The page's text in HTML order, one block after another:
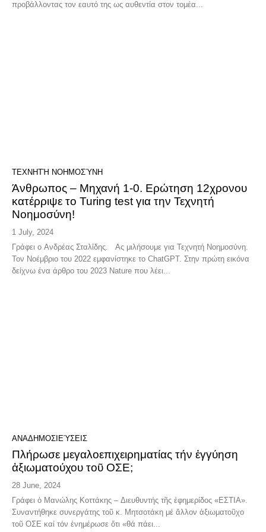
προβάλλοντας τον εαυτό της ως αυθεντία στον τομέα...
ΤΕΧΝΗΤΉ ΝΟΗΜΟΣΎΝΗ
Άνθρωπος – Μηχανή 1-0. Ερώτηση 12χρονου
κατέρριψε το Turing test για την Τεχνητή
Νοημοσύνη!
1 July, 2024
Γράφει ο Ανδρέας Σταλίδης. Ας μιλήσουμε για Τεχνητή Νοημοσύνη.
Τον Νοέμβριο του 2022 εμφανίστηκε το ChatGPT. Στην πρώτη εικόνα
δείχνω ένα άρθρο του 2023 Nature που λέει...
ΑΝΑΔΗΜΟΣΙΕΎΣΕΙΣ
Πλήρωσε μεγαλοεπιχειρηματίας τήν ἐγγύηση
ἀξιωματούχου τοῦ ΟΣΕ;
28 June, 2024
Γράφει ὁ Μανώλης Κοττάκης – Διευθυντής τῆς ἐφημερίδος «ΕΣΤΙΑ».
Συναντήθηκε συνεργάτης τοῦ κ. Μητσοτάκη μέ ἄλλον ἀξιωματοῦχο
τοῦ ΟΣΕ καί τόν ἐνημέρωσε ὅτι «θά πάει...